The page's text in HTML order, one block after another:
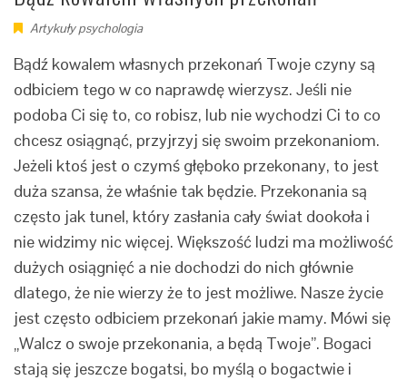
Artykuły psychologia
Bądź kowalem własnych przekonań Twoje czyny są
odbiciem tego w co naprawdę wierzysz. Jeśli nie
podoba Ci się to, co robisz, lub nie wychodzi Ci to co
chcesz osiągnąć, przyjrzyj się swoim przekonaniom.
Jeżeli ktoś jest o czymś głęboko przekonany, to jest
duża szansa, że właśnie tak będzie. Przekonania są
często jak tunel, który zasłania cały świat dookoła i
nie widzimy nic więcej. Większość ludzi ma możliwość
dużych osiągnięć a nie dochodzi do nich głównie
dlatego, że nie wierzy że to jest możliwe. Nasze życie
jest często odbiciem przekonań jakie mamy. Mówi się
„Walcz o swoje przekonania, a będą Twoje”. Bogaci
stają się jeszcze bogatsi, bo myślą o bogactwie i